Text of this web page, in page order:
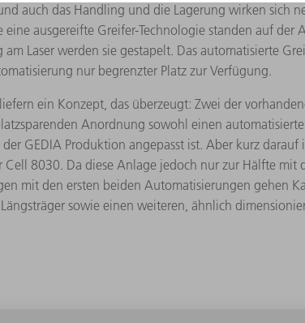
auch das Handling und die Lagerung wirken sich
eine ausgereifte Greifer-Technologie standen auf
Laser werden sie gestapelt. Das automatisierte
nur begrenzter Platz zur Verfügung.
ein Konzept, das überzeugt: Zwei der
Anordnung sowohl einen
der GEDIA Produktion angepasst ist. Aber kurz
Cell 8030. Da diese Anlage jedoch nur zur Hälfte
mit den ersten beiden Automatisierungen gehen
sowie einen weiteren, ähnlich